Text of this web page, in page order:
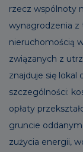
rzecz wspólnoty
wynagrodzenia z
nieruchomością
związanych z
znajduje się lokal
szczególności:
opłaty
gruncie
zużycia energii,